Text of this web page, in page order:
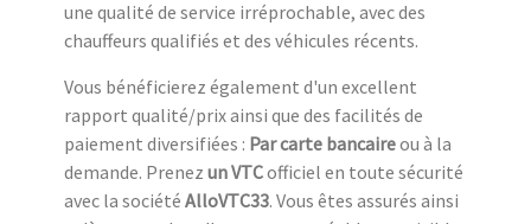
une qualité de service irréprochable, avec des
chauffeurs qualifiés et des véhicules récents.
Vous bénéficierez également d'un excellent
rapport qualité/prix ainsi que des facilités de
paiement diversifiées : Par carte bancaireou à la
demande. Prenez un VTCofficiel en toute sécurité
avec la société AlloVTC33. Vous êtes assurés ainsi